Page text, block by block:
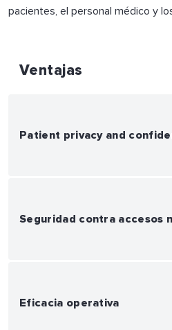
pacientes, el personal médico y
Ventajas
Patient privacy and
Seguridad contra accesos
Eficacia operativa